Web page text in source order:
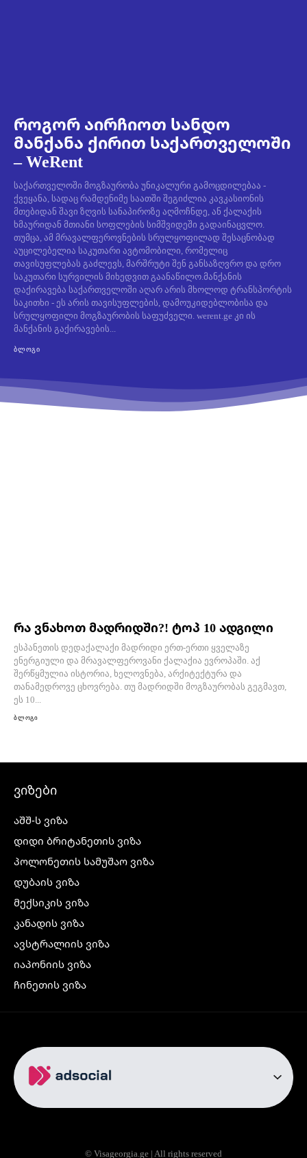
როგორ აირჩიოთ სანდო
მანქანა ქირით საქართველოში
– WeRent
საქართველოში მოგზაურობა უნიკალური გამოცდილებაა -
ქვეყანა, სადაც რამდენიმე საათში შეგიძლია კავკასიონის
მთებიდან შავი ზღვის სანაპიროზე აღმოჩნდე, ან ქალაქის
ხმაურიდან მთიანი სოფლების სიმშვიდეში გადაინაცვლო.
თუმცა, ამ მრავალფეროვნების სრულყოფილად შესაცნობად
აუცილებელია საკუთარი ავტომობილი, რომელიც
თავისუფლებას გაძლევს, მარშრუტი შენ განსაზღვრო და დრო
საკუთარი სურვილის მიხედვით გაანაწილო.მანქანის
დაქირავება საქართველოში აღარ არის მხოლოდ ტრანსპორტის
საკითხი - ეს არის თავისუფლების, დამოუკიდებლობისა და
სრულყოფილი მოგზაურობის საფუძველი. werent.ge კი ის
მანქანის გაქირავების...
ᲑᲚᲝᲒᲘ
რა ვნახოთ მადრიდში?! ტოპ 10 ადგილი
ესპანეთის დედაქალაქი მადრიდი ერთ-ერთი ყველაზე
ენერგიული და მრავალფეროვანი ქალაქია ევროპაში. აქ
შერწყმულია ისტორია, ხელოვნება, არქიტექტურა და
თანამედროვე ცხოვრება. თუ მადრიდში მოგზაურობას გეგმავთ,
ეს 10...
ბლოგი
ვიზები
აშშ-ს ვიზა
დიდი ბრიტანეთის ვიზა
პოლონეთის სამუშაო ვიზა
დუბაის ვიზა
მექსიკის ვიზა
კანადის ვიზა
ავსტრალიის ვიზა
იაპონიის ვიზა
ჩინეთის ვიზა
ჩრდილოეთ ირლანდიის ვიზა
რუსეთის ვიზა
ავიაბილეთები
© Visageorgia.ge | All rights reserved